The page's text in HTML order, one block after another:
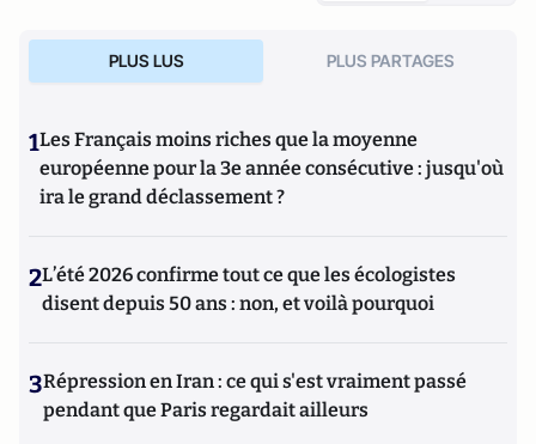
PLUS LUS PLUS PARTAGES
1Les Français moins riches que la moyenne
européenne pour la 3e année consécutive : jusqu'où
ira le grand déclassement ?
2L’été 2026 confirme tout ce que les écologistes
disent depuis 50 ans : non, et voilà pourquoi
3Répression en Iran : ce qui s'est vraiment passé
pendant que Paris regardait ailleurs